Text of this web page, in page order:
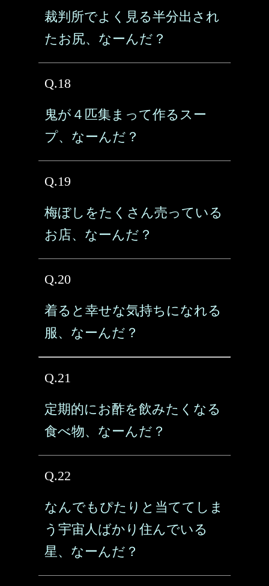
裁判所でよく見る半分出され
たお尻、なーんだ？
Q.18
鬼が４匹集まって作るスー
プ、なーんだ？
Q.19
梅ぼしをたくさん売っている
お店、なーんだ？
Q.20
着ると幸せな気持ちになれる
服、なーんだ？
Q.21
定期的にお酢を飲みたくなる
食べ物、なーんだ？
Q.22
なんでもぴたりと当ててしま
う宇宙人ばかり住んでいる
星、なーんだ？